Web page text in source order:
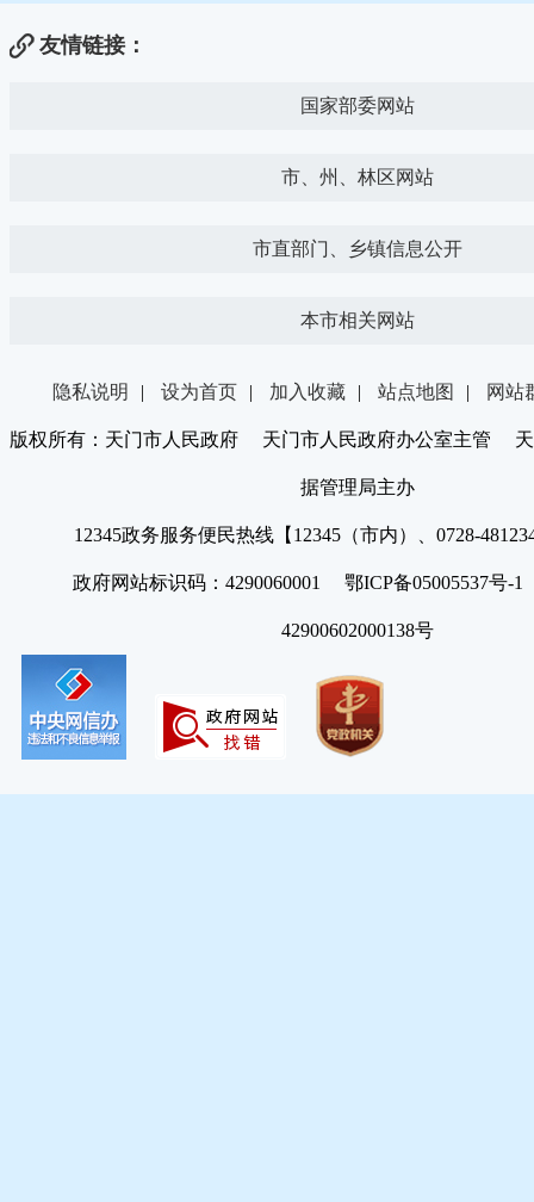
友情链接：
国家部委网站
市、州、林区网站
市直部门、乡镇信息公开
本市相关网站
隐私说明 | 设为首页 | 加入收藏 | 站点地图 | 网站
版权所有：天门市人民政府 天门市人民政府办公室主管 天
据管理局主办
12345政务服务便民热线【12345（市内）、0728-
政府网站标识码：4290060001 鄂ICP备05005537号
42900602000138号